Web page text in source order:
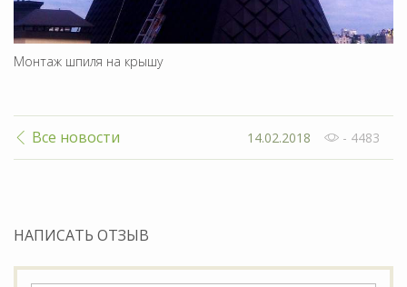
Монтаж шпиля на крышу
Все новости 14.02.2018 - 4483
НАПИСАТЬ ОТЗЫВ